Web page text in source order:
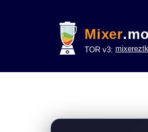
Mixer
TOR v3: